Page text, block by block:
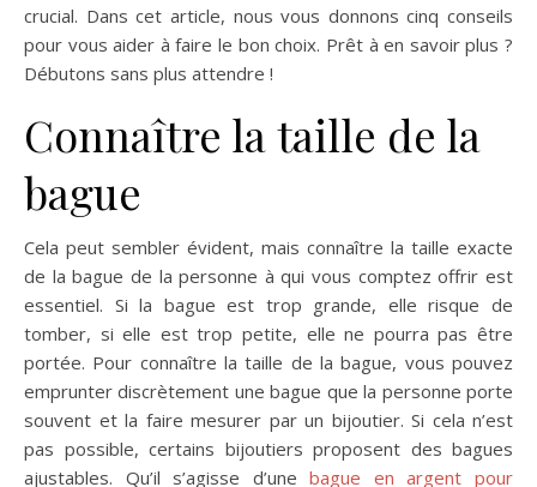
crucial. Dans cet article, nous vous donnons cinq conseils
pour vous aider à faire le bon choix. Prêt à en savoir plus ?
Débutons sans plus attendre !
Connaître la taille de la
bague
Cela peut sembler évident, mais connaître la taille exacte
de la bague de la personne à qui vous comptez offrir est
essentiel. Si la bague est trop grande, elle risque de
tomber, si elle est trop petite, elle ne pourra pas être
portée. Pour connaître la taille de la bague, vous pouvez
emprunter discrètement une bague que la personne porte
souvent et la faire mesurer par un bijoutier. Si cela n’est
pas possible, certains bijoutiers proposent des bagues
ajustables. Qu’il s’agisse d’unebague en argent pour